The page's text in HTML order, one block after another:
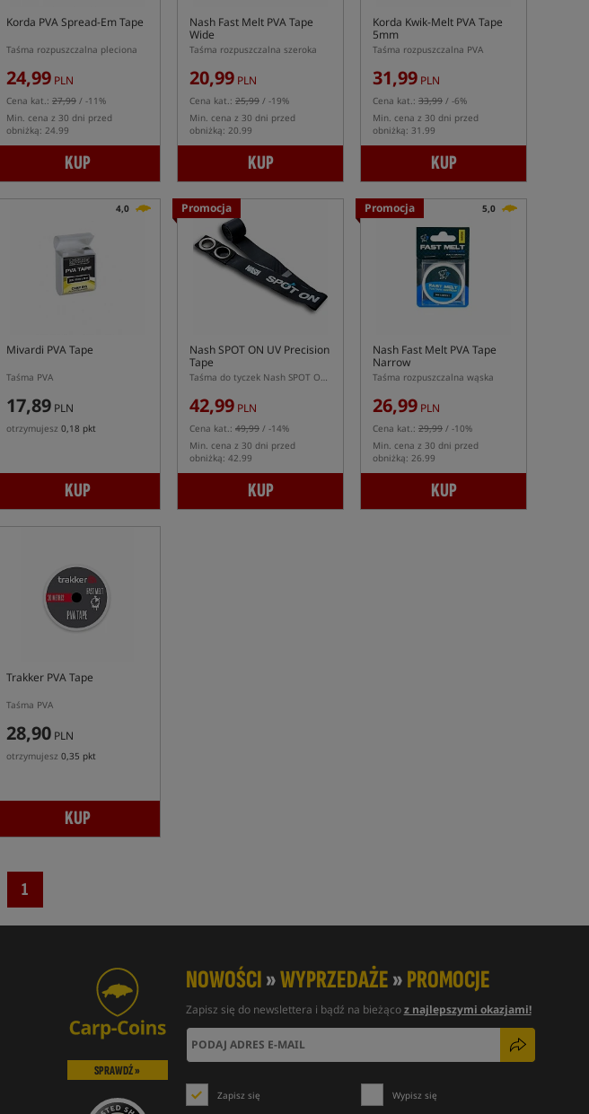
Korda PVA Spread-Em Tape
Taśma rozpuszczalna pleciona
24,99 PLN
Cena kat.: 27,99 / -11%
Min. cena z 30 dni przed
obniżką: 24.99
KUP
Nash Fast Melt PVA Tape
Wide
Taśma rozpuszczalna szeroka
20,99 PLN
Cena kat.: 25,99 / -19%
Min. cena z 30 dni przed
obniżką: 20.99
KUP
Korda Kwik-Melt PVA Tape
5mm
Taśma rozpuszczalna PVA
31,99 PLN
Cena kat.: 33,99 / -6%
Min. cena z 30 dni przed
obniżką: 31.99
KUP
4,0
Mivardi PVA Tape
Taśma PVA
17,89 PLN
otrzymujesz 0,18 pkt
KUP
Promocja
Nash SPOT ON UV Precision
Tape
Taśma do tyczek Nash SPOT ON Distance Sticks
42,99 PLN
Cena kat.: 49,99 / -14%
Min. cena z 30 dni przed
obniżką: 42.99
KUP
Promocja 5,0
Nash Fast Melt PVA Tape
Narrow
Taśma rozpuszczalna wąska
26,99 PLN
Cena kat.: 29,99 / -10%
Min. cena z 30 dni przed
obniżką: 26.99
KUP
Trakker PVA Tape
Taśma PVA
28,90 PLN
otrzymujesz 0,35 pkt
KUP
1
NOWOŚCI»WYPRZEDAŻE»PROMOCJE
Zapisz się do newslettera i bądź na bieżącoz najlepszymi okazjami!
Zapisz się Wypisz się
SPRAWDŹ »